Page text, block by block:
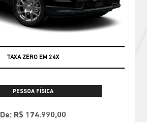
TAXA ZERO EM 24X
PESSOA FÍSICA
De: R$ 174.990,00